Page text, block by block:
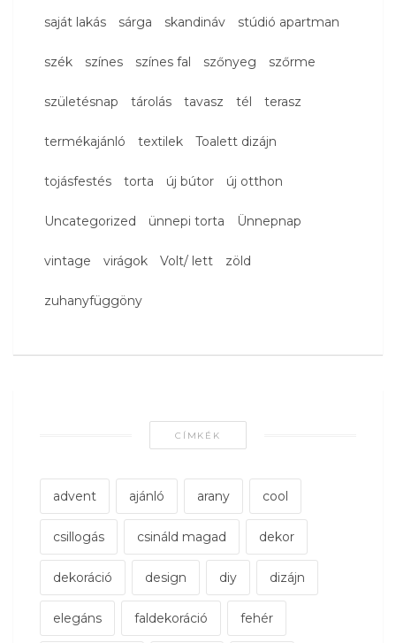
saját lakás sárga skandináv stúdió apartman
szék színes színes fal szőnyeg szőrme
születésnap tárolás tavasz tél terasz
termékajánló textilek Toalett dizájn
tojásfestés torta új bútor új otthon
Uncategorized ünnepi torta Ünnepnap
vintage virágok Volt/ lett zöld
zuhanyfüggöny
CÍMKÉK
advent ajánló arany cool
csillogás csináld magad dekor
dekoráció design diy dizájn
elegáns faldekoráció fehér